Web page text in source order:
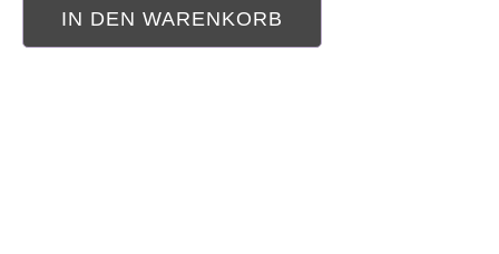
IN DEN WARENKORB